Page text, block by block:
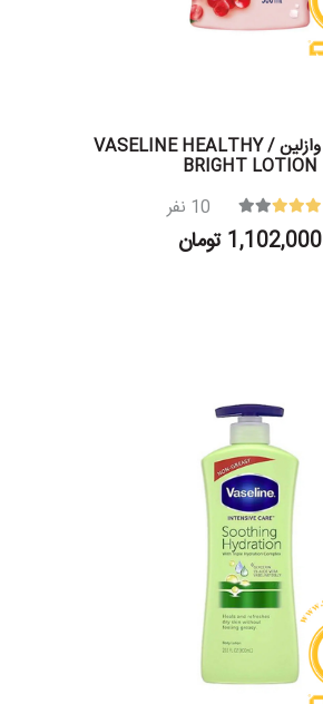
لوسیون بدن وازلین / VASELINE HEALTHY
BRIGHT LOTION
10 نفر
1,102,000 تومان